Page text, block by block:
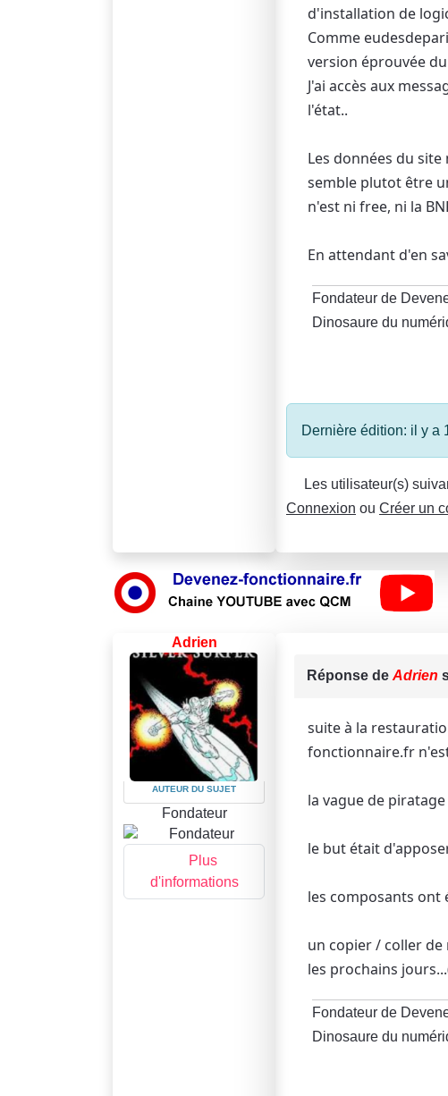
d'installation de
Comme
version éprouvée
J'ai accès aux
l'état..
Les données du
semble plutot être
n'est ni free, ni la
En attendant d'en
Fondateur de
Dinosaure du
Dernière édition: il y a
Les utilisateur(s)
Connexion ou Créer un
Adrien
AUTEUR DU SUJET
Fondateur
Plus
d'informations
Réponse de Adrien
suite à la
fonctionnaire.fr
la vague de
le but était
les composants ont
un copier / coller de
les prochains
Fondateur de
Dinosaure du